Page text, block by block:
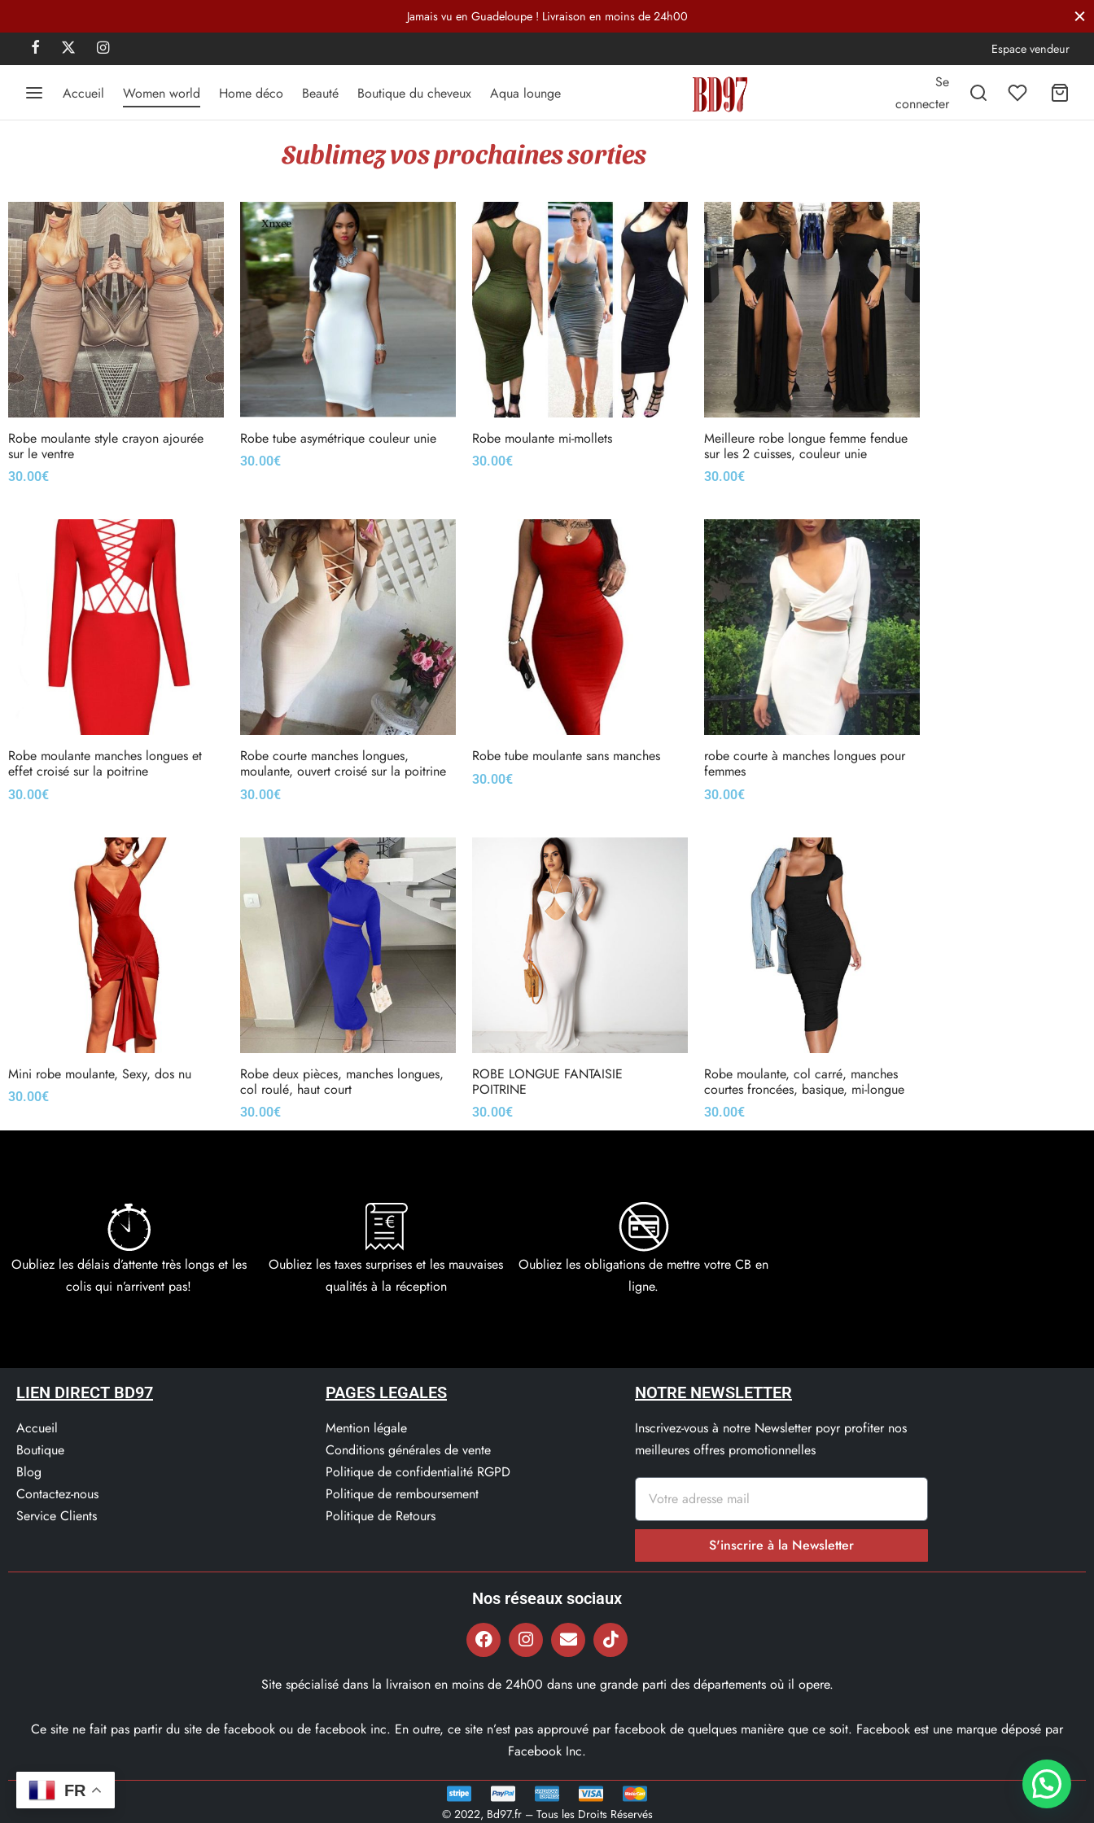
Jamais vu en Guadeloupe ! Livraison en moins de 24h00
Espace vendeur
Accueil Women world Home déco Beauté Boutique du cheveux Aqua lounge
Se
connecter
Sublimez vos prochaines sorties
Robe moulante style crayon ajourée
sur le ventre
30.00€
Robe tube asymétrique couleur unie
30.00€
Robe moulante mi-mollets
30.00€
Meilleure robe longue femme fendue
sur les 2 cuisses, couleur unie
30.00€
Robe moulante manches longues et
effet croisé sur la poitrine
30.00€
Robe courte manches longues,
moulante, ouvert croisé sur la poitrine
30.00€
Robe tube moulante sans manches
30.00€
robe courte à manches longues pour
femmes
30.00€
Mini robe moulante, Sexy, dos nu
30.00€
Robe deux pièces, manches longues,
col roulé, haut court
30.00€
Choix des options
ROBE LONGUE FANTAISIE
POITRINE
30.00€
Choix des options
Robe moulante, col carré, manches
courtes froncées, basique, mi-longue
30.00€
Choix des options
Oubliez les délais d’attente très longs et les
colis qui n’arrivent pas!
Oubliez les taxes surprises et les mauvaises
qualités à la réception
Oubliez les obligations de mettre votre CB en
ligne.
LIEN DIRECT BD97
Accueil
Boutique
Blog
Contactez-nous
Service Clients​
PAGES LEGALES
Mention légale
Conditions générales de vente
Politique de confidentialité RGPD
Politique de remboursement
Politique de Retours
NOTRE NEWSLETTER
Inscrivez-vous à notre Newsletter poyr profiter nos
meilleures offres promotionnelles
S'inscrire à la Newsletter
Nos réseaux sociaux
Site spécialisé dans la livraison en moins de 24h00 dans une grande parti des départements où il opere.
Ce site ne fait pas partir du site de facebook ou de facebook inc. En outre, ce site n’est pas approuvé par facebook de quelques manière que ce soit. Facebook est une marque déposé par
Facebook Inc.
© 2022, Bd97.fr – Tous les Droits Réservés
FR